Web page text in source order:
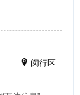
闵行区